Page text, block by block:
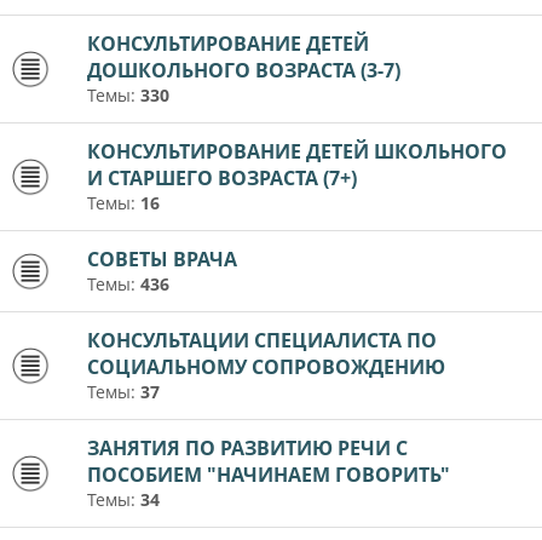
КОНСУЛЬТИРОВАНИЕ ДЕТЕЙ
ДОШКОЛЬНОГО ВОЗРАСТА (3-7)
Темы: 330
КОНСУЛЬТИРОВАНИЕ ДЕТЕЙ ШКОЛЬНОГО
И СТАРШЕГО ВОЗРАСТА (7+)
Темы: 16
СОВЕТЫ ВРАЧА
Темы: 436
КОНСУЛЬТАЦИИ СПЕЦИАЛИСТА ПО
СОЦИАЛЬНОМУ СОПРОВОЖДЕНИЮ
Темы: 37
ЗАНЯТИЯ ПО РАЗВИТИЮ РЕЧИ С
ПОСОБИЕМ "НАЧИНАЕМ ГОВОРИТЬ"
Темы: 34